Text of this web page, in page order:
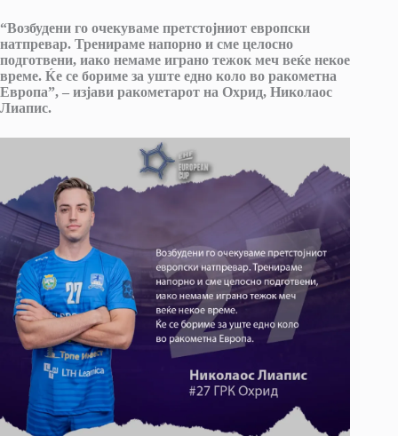
“Возбудени го очекуваме претстојниот европски
натпревар. Тренираме напорно и сме целосно
подготвени, иако немаме играно тежок меч веќе некое
време. Ќе се бориме за уште едно коло во ракометна
Европа”, – изјави ракометарот на Охрид, Николаос
Лиапис.